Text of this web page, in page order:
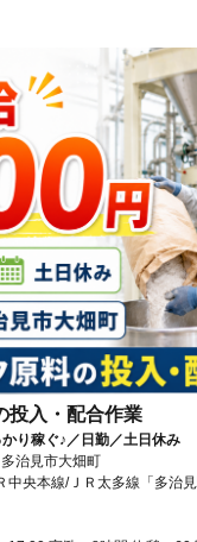
投入・配合作業
り稼ぐ♪／日勤／土日休み
治見市大畑町
中央本線/ＪＲ太多線「多治
歩５分